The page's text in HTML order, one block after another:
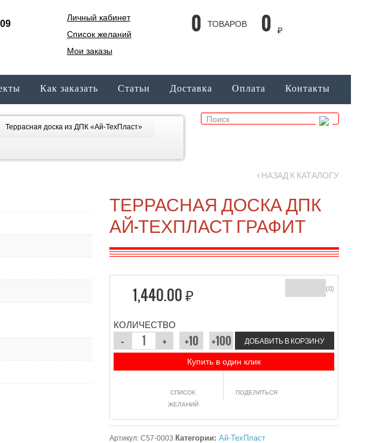
Личный кабинет
Список желаний
Мои заказы
0 ТОВАРОВ 0 ₽
Как заказать Статьи Доставка Оплата Контакты
Террасная доска из ДПК «Ай-ТехПласт»
‹ НАЗАД К КАТАЛОГУ
ТЕРРАСНАЯ ДОСКА ДПК
АЙ-ТЕХПЛАСТ ГРАФИТ
(0)
1,440.00 ₽
КОЛИЧЕСТВО
ДОБАВИТЬ В КОРЗИНУ
Купить в один клик
СПИСОК
ЖЕЛАНИЙ
ПОДЕЛИТЬСЯ
Артикул: С57-0003 Категории: Ай-ТехПласт